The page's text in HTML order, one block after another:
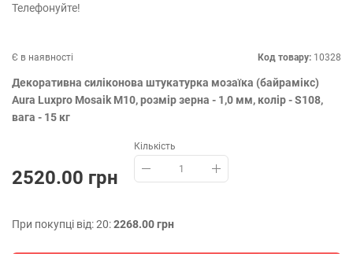
Телефонуйте!
Є в наявності Код товару: 10328
Декоративна силіконова штукатурка мозаїка (байрамікс)
Aura Luxpro Mosaik М10, розмір зерна - 1,0 мм, колір - S108,
вага - 15 кг
2520.00 грн
Кількість
При покупці від: 20:2268.00 грн